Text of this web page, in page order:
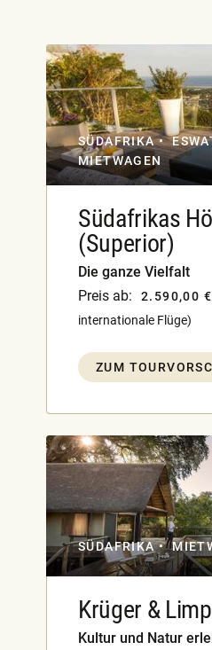
SÜDAFRIKA
MIETWAGEN
Südafrikas
(Superior)
Die ganze Vielfalt
Preis ab:
2.590,00 €
internationale Flüge)
ZUM
SÜDAFRIKA
Krüger &
Kultur und Natur